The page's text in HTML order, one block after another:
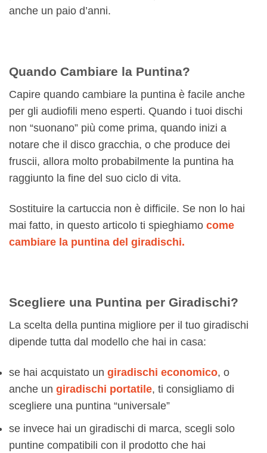
anche un paio d’anni.
Quando Cambiare la Puntina?
Capire quando cambiare la puntina è facile anche
per gli audiofili meno esperti. Quando i tuoi dischi
non “suonano” più come prima, quando inizi a
notare che il disco gracchia, o che produce dei
fruscii, allora molto probabilmente la puntina ha
raggiunto la fine del suo ciclo di vita.
Sostituire la cartuccia non è difficile. Se non lo hai
mai fatto, in questo articolo ti spieghiamo come
cambiare la puntina del giradischi.
Scegliere una Puntina per Giradischi?
La scelta della puntina migliore per il tuo giradischi
dipende tutta dal modello che hai in casa:
se hai acquistato un giradischi economico, o
anche un giradischi portatile, ti consigliamo di
scegliere una puntina “universale”
se invece hai un giradischi di marca, scegli solo
puntine compatibili con il prodotto che hai